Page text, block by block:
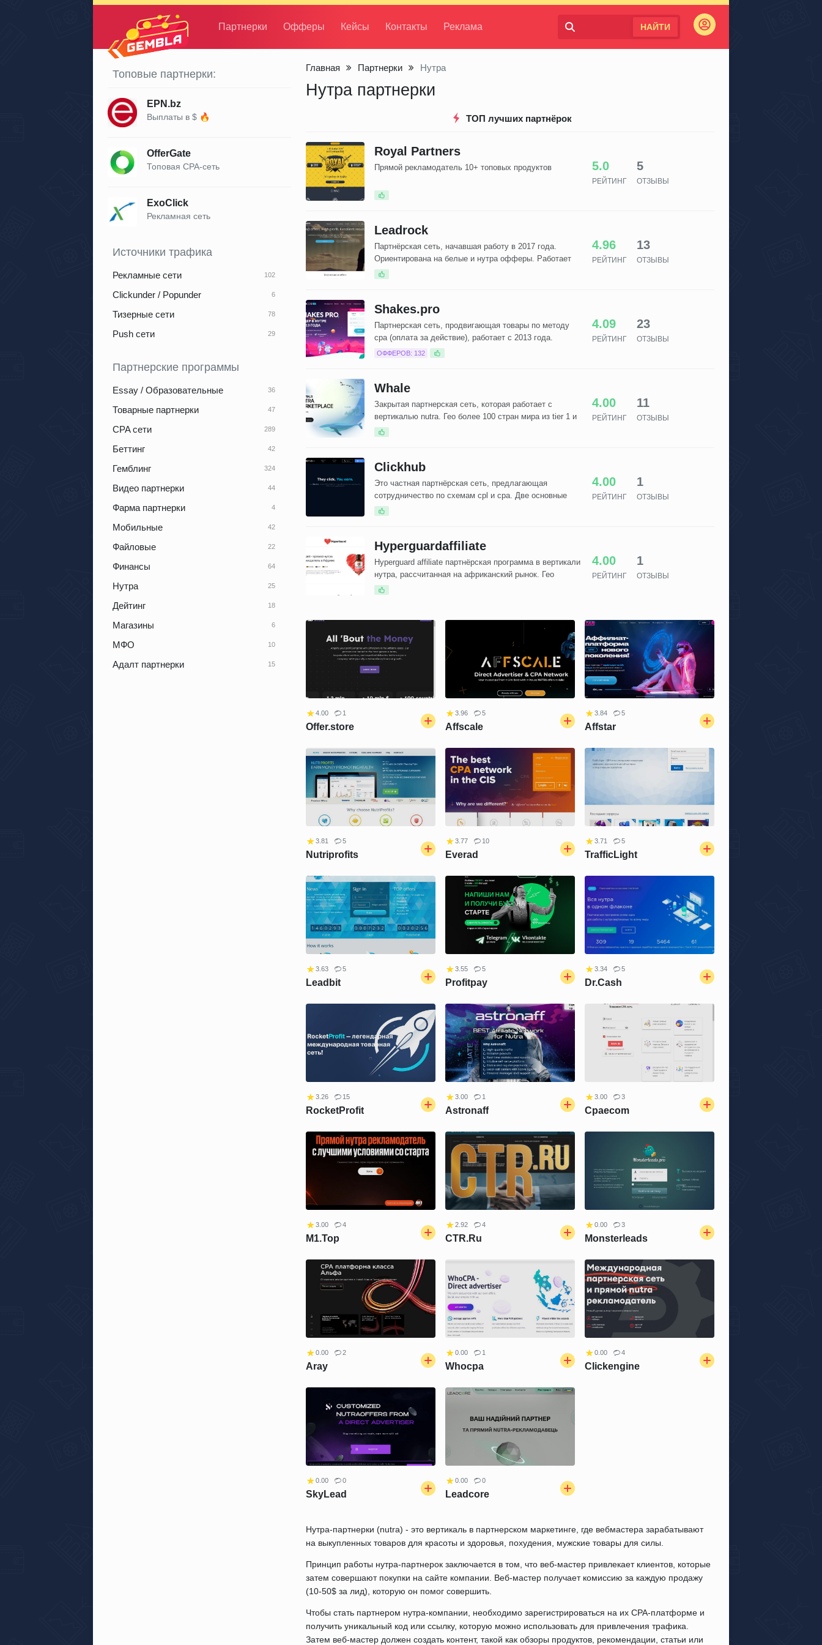
Gembla
Партнерки Офферы Кейсы Контакты Реклама НАЙТИ Войти
Главная Партнерки Нутра
Нутра партнерки
ТОП лучших партнёрок
Royal Partners
Прямой рекламодатель 10+ топовых продуктов 5.0
РЕЙТИНГ
5
ОТЗЫВЫ
Leadrock
Партнёрская сеть, начавшая работу в 2017 года.
Ориентирована на белые и нутра офферы. Работает
по модели cpa
4.96
РЕЙТИНГ
13
ОТЗЫВЫ
Shakes.pro
Партнерская сеть, продвигающая товары по методу
cpa (оплата за действие), работает с 2013 года.
Основные т
ОФФЕРОВ: 132
4.09
РЕЙТИНГ
23
ОТЗЫВЫ
Whale
Закрытая партнерская сеть, которая работает с
вертикалью nutra. Гео более 100 стран мира из tier 1 и
tier
4.00
РЕЙТИНГ
11
ОТЗЫВЫ
Clickhub
Это частная партнёрская сеть, предлагающая
сотрудничество по схемам cpl и cpa. Две основные
вертикали благ
4.00
РЕЙТИНГ
1
ОТЗЫВЫ
Hyperguardaffiliate
Hyperguard affiliate партнёрская программа в вертикали
нутра, рассчитанная на африканский рынок. Гео
включает 4 стран
4.00
РЕЙТИНГ
1
ОТЗЫВЫ
4.00 1
Offer.store
3.96 5
Affscale
3.84 5
Affstar
3.81 5
Nutriprofits
3.77 10
Everad
3.71 5
TrafficLight
3.63 5
Leadbit
3.55 5
Profitpay
3.34 5
Dr.Cash
3.26 15
RocketProfit
3.00 1
Astronaff
3.00 3
Cpaecom
3.00 4
M1.Top
2.92 4
CTR.Ru
0.00 3
Monsterleads
0.00 2
Aray
0.00 1
Whocpa
0.00 4
Clickengine
0.00 0
SkyLead
0.00 0
Leadcore
Нутра-партнерки (nutra) - это вертикаль в партнерском маркетинге, где вебмастера зарабатывают
на выкупленных товаров для красоты и здоровья, похудения, мужские товары для силы.
Принцип работы нутра-партнерок заключается в том, что веб-мастер привлекает клиентов, которые
затем совершают покупки на сайте компании. Веб-мастер получает комиссию за каждую продажу
(10-50$ за лид), которую он помог совершить.
Чтобы стать партнером нутра-компании, необходимо зарегистрироваться на их CPA-платформе и
получить уникальный код или ссылку, которую можно использовать для привлечения трафика.
Затем веб-мастер должен создать контент, такой как обзоры продуктов, рекомендации, статьи или
Топовые партнерки:
EPN.bz
Выплаты в $ 🔥
OfferGate
Топовая CPA-сеть
ExoClick
Рекламная сеть
Источники трафика
Рекламные сети
Clickunder / Popunder
Тизерные сети
Push сети
Партнерские программы
Essay / Образовательные
Товарные партнерки
CPA сети
Беттинг
Гемблинг
Видео партнерки
Фарма партнерки
Мобильные
Файловые
Финансы
Нутра
Дейтинг
Магазины
МФО
Адалт партнерки